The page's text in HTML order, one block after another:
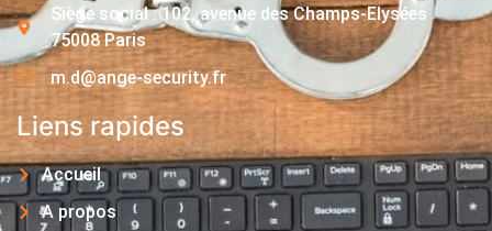
Siège social : 102, avenue des Champs-Elysées
75008 Paris
m.d@ange-security.fr
Liens rapides
Accueil
A propos